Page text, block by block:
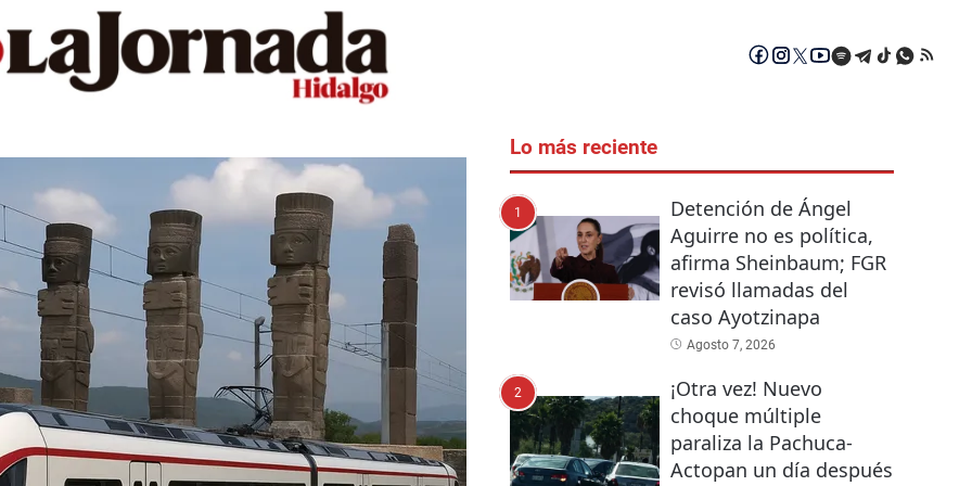
Lo más reciente
1
Detención de Ángel
Aguirre no es política,
afirma Sheinbaum; FGR
revisó llamadas del
caso Ayotzinapa
Agosto 7, 2026
2
¡Otra vez! Nuevo
choque múltiple
paraliza la Pachuca-
Actopan un día después